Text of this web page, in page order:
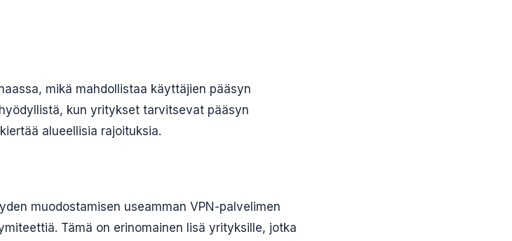
mikä mahdollistaa käyttäjien pääsyn
kun yritykset tarvitsevat pääsyn
alueellisia rajoituksia.
muodostamisen useamman VPN-palvelimen
Tämä on erinomainen lisä yrityksille, jotka